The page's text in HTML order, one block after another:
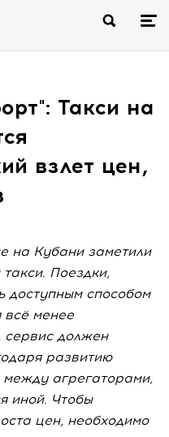
Такси на
взлет цен,
на Кубани заметили
Поездки,
доступным способом
всё менее
должен
развитию
между агрегаторами,
иной. Чтобы
цен, необходимо